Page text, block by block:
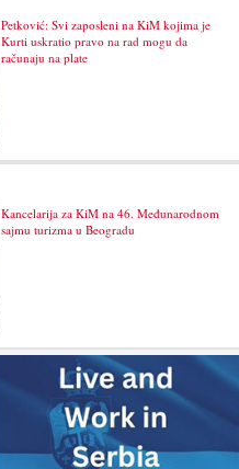
Petković: Svi zaposleni na KiM kojima je
Kurti uskratio pravo na rad mogu da
računaju na plate
Kancelarija za KiM na 46. Međunarodnom
sajmu turizma u Beogradu